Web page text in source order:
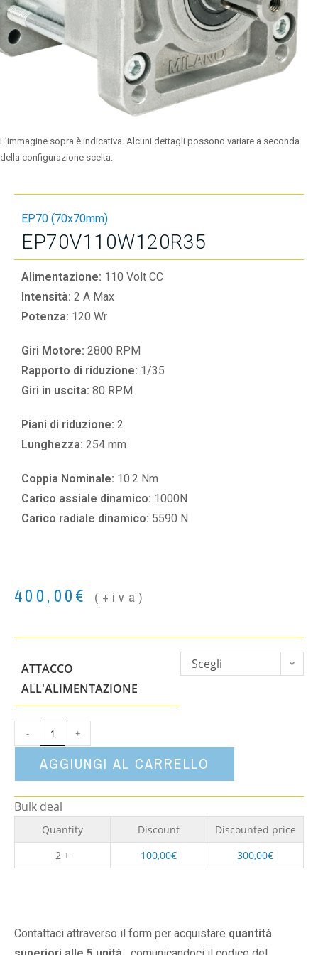
L’immagine sopra è indicativa. Alcuni dettagli possono variare a seconda
della configurazione scelta.
EP70 (70x70mm)
EP70V110W120R35
Alimentazione: 110 Volt CC
Intensità: 2 A Max
Potenza: 120 Wr
Giri Motore: 2800 RPM
Rapporto di riduzione: 1/35
Giri in uscita: 80 RPM
Piani di riduzione: 2
Lunghezza: 254 mm
Coppia Nominale: 10.2 Nm
Carico assiale dinamico: 1000N
Carico radiale dinamico: 5590 N
400,00€ (+iva)
ATTACCO
ALL'ALIMENTAZIONE
Scegli
- +
AGGIUNGI AL CARRELLO
Bulk deal
Quantity Discount
Discounted price
2 +
100,00€ 300,00€
Contattaci attraverso il form per acquistare quantità